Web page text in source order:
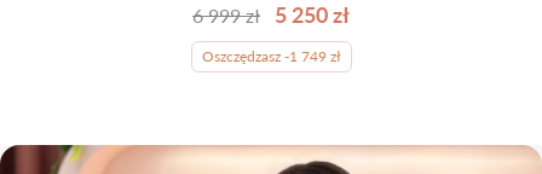
6 999 zł 5 250 zł
Oszczędzasz -1 749 zł